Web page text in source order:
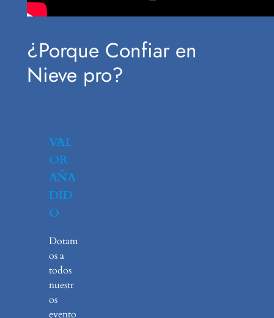
¿Porque Confiar en
Nieve pro?
VAL
OR
AÑA
DID
O
Dotam
os a
todos
nuestr
os
evento